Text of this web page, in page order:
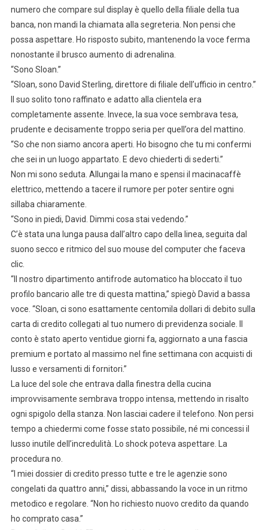
numero che compare sul display è quello della filiale della tua
banca, non mandi la chiamata alla segreteria. Non pensi che
possa aspettare. Ho risposto subito, mantenendo la voce ferma
nonostante il brusco aumento di adrenalina.
“Sono Sloan.”
“Sloan, sono David Sterling, direttore di filiale dell’ufficio in centro.”
Il suo solito tono raffinato e adatto alla clientela era
completamente assente. Invece, la sua voce sembrava tesa,
prudente e decisamente troppo seria per quell’ora del mattino.
“So che non siamo ancora aperti. Ho bisogno che tu mi confermi
che sei in un luogo appartato. E devo chiederti di sederti.”
Non mi sono seduta. Allungai la mano e spensi il macinacaffè
elettrico, mettendo a tacere il rumore per poter sentire ogni
sillaba chiaramente.
“Sono in piedi, David. Dimmi cosa stai vedendo.”
C’è stata una lunga pausa dall’altro capo della linea, seguita dal
suono secco e ritmico del suo mouse del computer che faceva
clic.
“Il nostro dipartimento antifrode automatico ha bloccato il tuo
profilo bancario alle tre di questa mattina,” spiegò David a bassa
voce. “Sloan, ci sono esattamente centomila dollari di debito sulla
carta di credito collegati al tuo numero di previdenza sociale. Il
conto è stato aperto ventidue giorni fa, aggiornato a una fascia
premium e portato al massimo nel fine settimana con acquisti di
lusso e versamenti di fornitori.”
La luce del sole che entrava dalla finestra della cucina
improvvisamente sembrava troppo intensa, mettendo in risalto
ogni spigolo della stanza. Non lasciai cadere il telefono. Non persi
tempo a chiedermi come fosse stato possibile, né mi concessi il
lusso inutile dell’incredulità. Lo shock poteva aspettare. La
procedura no.
“I miei dossier di credito presso tutte e tre le agenzie sono
congelati da quattro anni,” dissi, abbassando la voce in un ritmo
metodico e regolare. “Non ho richiesto nuovo credito da quando
ho comprato casa.”